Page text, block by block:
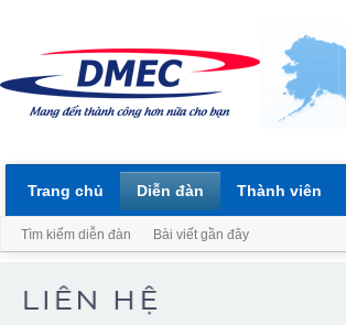
Trang chủ Diễn đàn
Tìm kiếm diễn đàn Bài viết gần đây
Thành viên